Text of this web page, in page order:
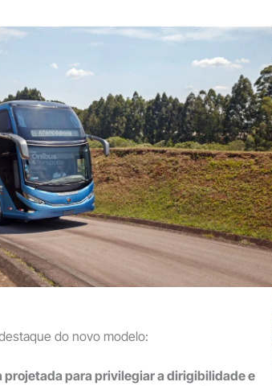
do novo modelo:
projetada para privilegiar a dirigibilidade e